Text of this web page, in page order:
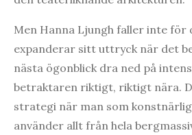
Men Hanna Ljungh faller inte för
expanderar sitt uttryck när det
nästa ögonblick dra ned på
betraktaren riktigt, riktigt nära.
strategi när man som
använder allt från hela